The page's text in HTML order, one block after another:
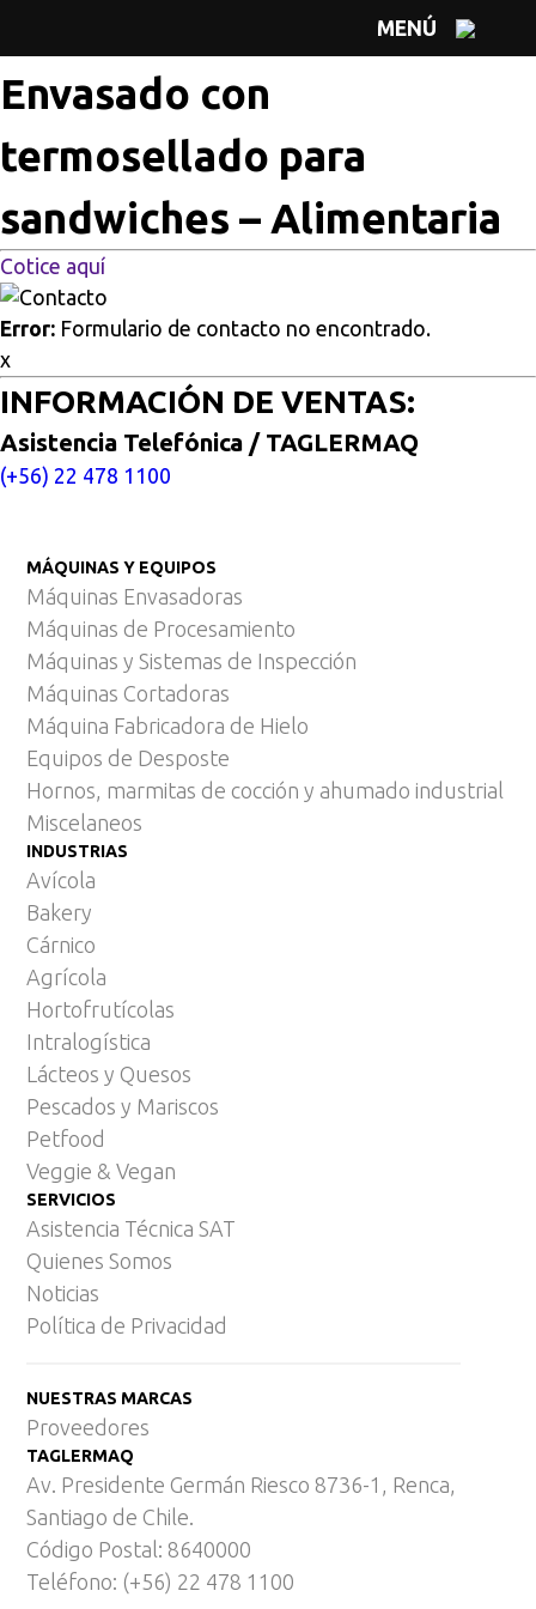
MENÚ
Envasado con termosellado para
Envasado con
termosellado para
sandwiches – Alimentaria
Cotice aquí
Error: Formulario de contacto no encontrado.
x
INFORMACIÓN DE VENTAS:
Asistencia Telefónica / TAGLERMAQ
(+56) 22 478 1100
MÁQUINAS Y EQUIPOS
Máquinas Envasadoras
Máquinas de Procesamiento
Máquinas y Sistemas de Inspección
Máquinas Cortadoras
Máquina Fabricadora de Hielo
Equipos de Desposte
Hornos, marmitas de cocción y ahumado industrial
Miscelaneos
INDUSTRIAS
Avícola
Bakery
Cárnico
Agrícola
Hortofrutícolas
Intralogística
Lácteos y Quesos
Pescados y Mariscos
Petfood
Veggie & Vegan
SERVICIOS
Asistencia Técnica SAT
Quienes Somos
Noticias
Política de Privacidad
NUESTRAS MARCAS
Proveedores
TAGLERMAQ
Av. Presidente Germán Riesco 8736-1, Renca,
Santiago de Chile.
Código Postal: 8640000
Teléfono: (+56) 22 478 1100